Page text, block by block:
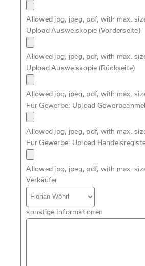
Allowed jpg, jpeg, pdf, with max.
Upload Ausweiskopie (Vorderseite)
Allowed jpg, jpeg, pdf, with max.
Upload Ausweiskopie (Rückseite)
Allowed jpg, jpeg, pdf, with max.
Für Gewerbe: Upload
Allowed jpg, jpeg, pdf, with max.
Für Gewerbe: Upload
Allowed jpg, jpeg, pdf, with max.
Verkäufer
sonstige Informationen